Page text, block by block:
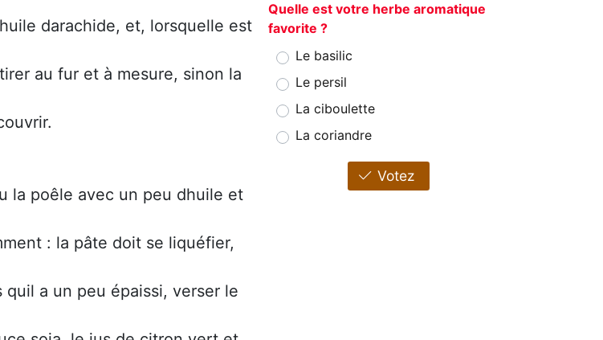
darachide, et, lorsquelle est
au fur et à mesure, sinon la
poêle avec un peu dhuile et
: la pâte doit se liquéfier,
a un peu épaissi, verser le
Quelle est votre herbe aromatique
favorite ?
Le basilic
Le persil
La ciboulette
La coriandre
Votez